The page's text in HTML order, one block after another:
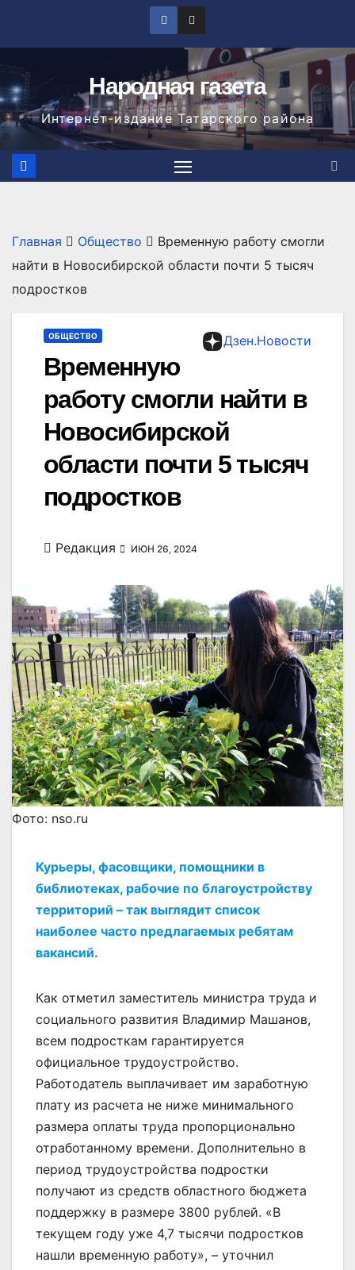
Народная газета
Интернет-издание Татарского района
Главная Общество
Временную работу смогли
найти в Новосибирской области почти 5 тысяч
подростков
Дзен.Новости
ОБЩЕСТВО
Временную
работу смогли найти в
Новосибирской
области почти 5 тысяч
подростков
Редакция ИЮН 26, 2024
Фото: nso.ru
Курьеры, фасовщики, помощники в
библиотеках, рабочие по благоустройству
территорий – так выглядит список
наиболее часто предлагаемых ребятам
вакансий.
Как отметил заместитель министра труда и
социального развития Владимир Машанов,
всем подросткам гарантируется
официальное трудоустройство.
Работодатель выплачивает им заработную
плату из расчета не ниже минимального
размера оплаты труда пропорционально
отработанному времени. Дополнительно в
период трудоустройства подростки
получают из средств областного бюджета
поддержку в размере 3800 рублей. «В
текущем году уже 4,7 тысячи подростков
нашли временную работу», – уточнил